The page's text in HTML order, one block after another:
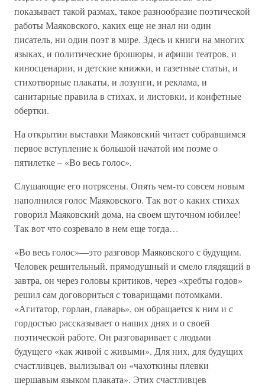
показывает такой размах, такое разнообразие поэтической
работы Маяковского, каких еще не знал ни один
писатель, ни один поэт в мире. Здесь и книги на многих
языках, и политические брошюры, и афиши театров, и
киносценарии, и детские книжки, и газетные статьи, и
стихотворные плакаты, и лозунги, и реклама, и
санитарные правила в стихах, и листовки, и конфетные
обертки.
На открытии выставки Маяковский читает собравшимся
первое вступление к большой начатой им поэме о
пятилетке – «Во весь голос».
Слушающие его потрясены. Опять чем-то совсем новым
наполнился голос Маяковского. Так вот о каких стихах
говорил Маяковский дома, на своем шуточном юбилее!
Так вот что созревало в нем еще тогда…
«Во весь голос»—это разговор Маяковского с будущим.
Человек решительный, прямодушный и смело глядящий в
завтра, он через головы критиков, через «хребты годов»
решил сам договориться с товарищами потомками.
«Агитатор, горлан, главарь», он обращается к ним и с
гордостью рассказывает о наших днях и о своей
поэтической работе. Он разговаривает с людьми
будущего «как живой с живыми». Для них, для будущих
счастливцев, вылизывал он «чахоткины плевки
шершавым языком плаката». Этих счастливцев